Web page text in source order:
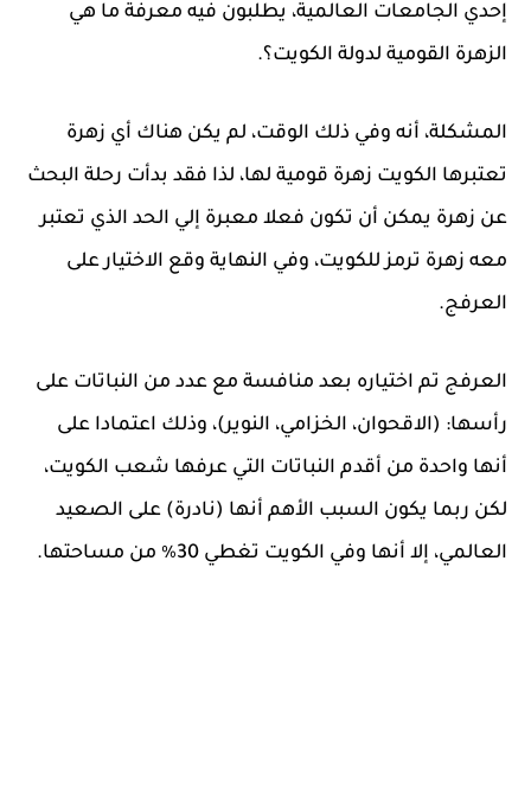
إحدي الجامعات العالمية، يطلبون فيه معرفة ما هي
الزهرة القومية لدولة الكويت؟.
المشكلة، أنه وفي ذلك الوقت، لم يكن هناك أي زهرة
تعتبرها الكويت زهرة قومية لها، لذا فقد بدأت رحلة البحث
عن زهرة يمكن أن تكون فعلا معبرة إلي الحد الذي تعتبر
معه زهرة ترمز للكويت، وفي النهاية وقع الاختيار على
العرفج.
العرفج تم اختياره بعد منافسة مع عدد من النباتات على
رأسها: (الاقحوان، الخزامي، النوير)، وذلك اعتمادا على
أنها واحدة من أقدم النباتات التي عرفها شعب الكويت،
لكن ربما يكون السبب الأهم أنها (نادرة) على الصعيد
العالمي، إلا أنها وفي الكويت تغطي 30٪ من مساحتها.